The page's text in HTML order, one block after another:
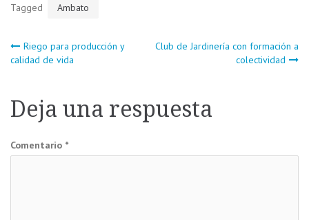
Tagged Ambato
Navegación
entradas
Riego para producción y
calidad de vida
Club de Jardinería con formación a
colectividad
Deja una respuesta
Comentario *